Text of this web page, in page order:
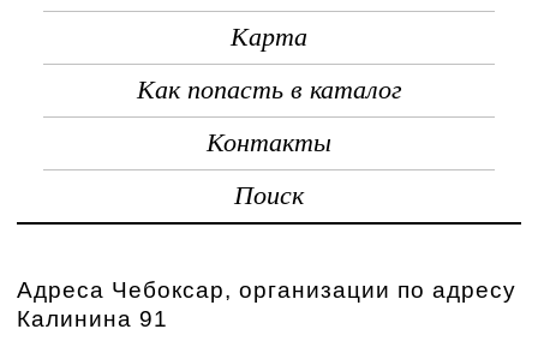
Карта
Как попасть в каталог
Контакты
Поиск
Адреса Чебоксар, организации по адресу
Калинина 91